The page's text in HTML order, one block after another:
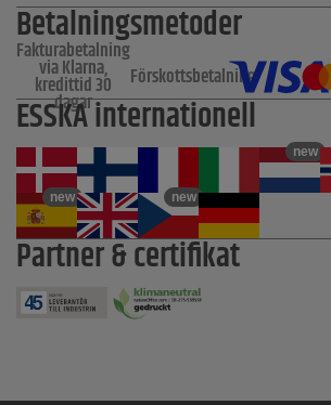
Betalningsmetoder
Fakturabetalning
via Klarna,
kredittid 30
dagar
Förskottsbetalning
ESSKA internationell
new
new new
Partner & certifikat